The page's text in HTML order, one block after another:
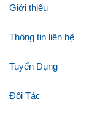
Giới thiệu
Thông tin liên hệ
Tuyển Dụng
Đối Tác